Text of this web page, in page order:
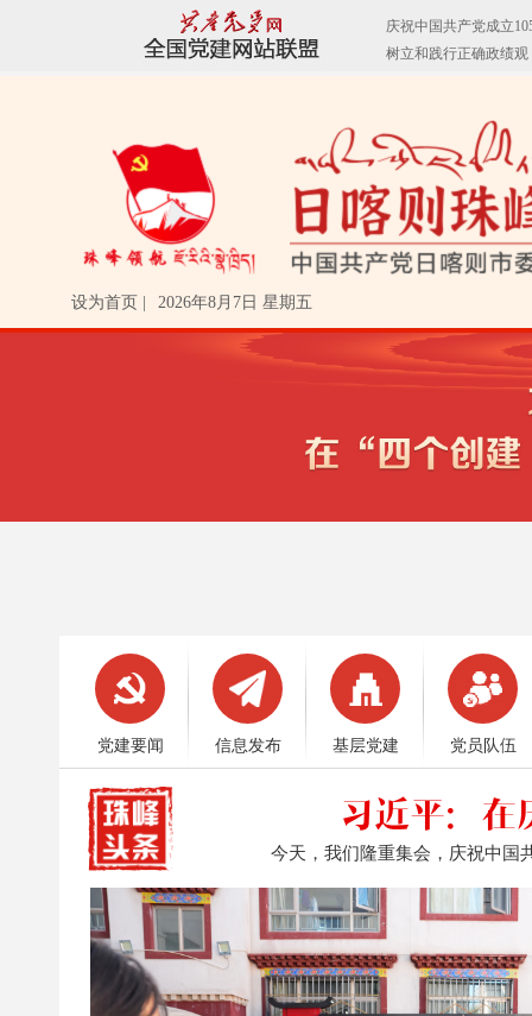
设为首页 | 2026年8月7日 星期五
党建要闻 信息发布 基层党建 党员队伍
习近平：在
今天，我们隆重集会，庆祝中国